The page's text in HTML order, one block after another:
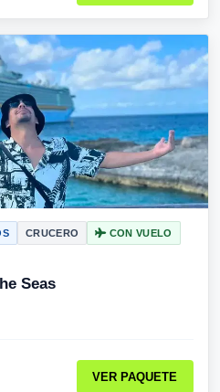
CRUCERO CON VUELO
Seas
VER PAQUETE